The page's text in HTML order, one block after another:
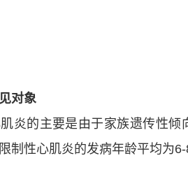
对象
炎的主要是由于家族遗传性倾
制性心肌炎的发病年龄平均为6-